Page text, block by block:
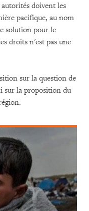
doivent les
pacifique, au nom
solution pour le
droits n'est pas une
sur la question de
sur la proposition du